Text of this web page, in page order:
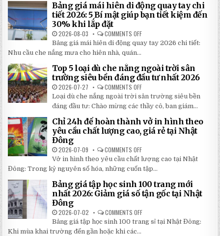
Bảng giá mái hiên di động quay tay chi
tiết 2026: 5 Bí mật giúp bạn tiết kiệm đến
30% khi lắp đặt
2026-08-03 COMMENTS OFF
BẢNG
GIÁ
ĐỘNG
QUAY
TAY
TIẾT
2026:
5
BÍ
MẬT
GIÚP
BẠN
TIẾT
KHI
LẮP
ĐẶT
Bảng giá mái hiên di động quay tay 2026 chi tiết:
Nhu cầu che nắng mưa cho hiên nhà, quán...
Top 5 loại dù che nắng ngoài trời sân
trường siêu bền đáng đầu tư nhất 2026
2026-07-27 COMMENTS OFF
TOP
5
LOẠI
DÙ
CHE
NẮNG
NGOÀI
TRỜI
BỀN
ĐÁNG
ĐẦU
NHẤT
2026
Loại dù che nắng ngoài trời sân trường siêu bền
đáng đầu tư: Chào mừng các thầy cô, ban giám...
Chỉ 24h để hoàn thành vở in hình theo
yêu cầu chất lượng cao, giá rẻ tại Nhật
Đông
2026-07-09 COMMENTS OFF
CHỈ
24H
ĐỂ
HOÀN
THÀNH
VỞ
IN
HÌNH
YÊU
CHẤT
LƯỢNG
Vở in hình theo yêu cầu chất lượng cao tại Nhật
Đông: Trong kỷ nguyên số hóa, những cuốn tập...
Bảng giá tập học sinh 100 trang mới
nhất 2026: Giảm giá số tận gốc tại Nhật
Đông
2026-07-02 COMMENTS OFF
BẢNG
GIÁ
Bảng giá tập học sinh 100 trang sỉ tại Nhật Đông:
Khi mùa khai trường đến gần hoặc khi các...